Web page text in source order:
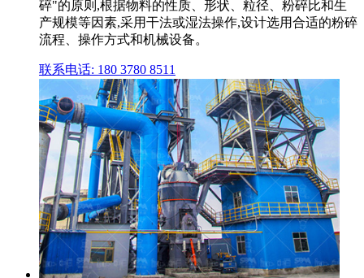
碎"的原则,根据物料的性质、形状、粒径、粉碎比和生
产规模等因素,采用干法或湿法操作,设计选用合适的粉碎
流程、操作方式和机械设备。
联系电话: 180 3780 8511